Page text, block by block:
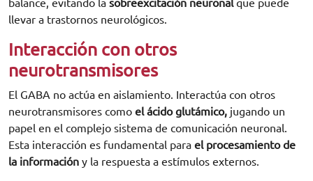
balance, evitando la sobreexcitación neuronalque puede
llevar a trastornos neurológicos.
Interacción con otros
neurotransmisores
El GABA no actúa en aislamiento. Interactúa con otros
neurotransmisores como el ácido glutámico, jugando un
papel en el complejo sistema de comunicación neuronal.
Esta interacción es fundamental para el procesamiento de
la información y la respuesta a estímulos externos.